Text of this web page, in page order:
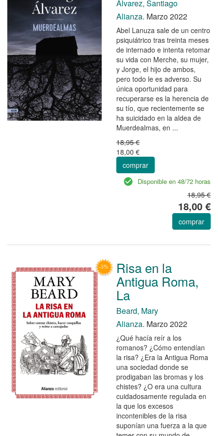
Alvarez, Santiago
Alianza. Marzo 2022
Abel Lanuza sale de un centro
psiquiátrico tras treinta meses
de internado e intenta retomar
su vida con Merche, su mujer,
y Jorge, el hijo de ambos,
pero todo le es adverso. Su
única oportunidad para
recuperarse es la herencia de
su tío, que recientemente se
ha suicidado en la aldea de
Muerdealmas, en ...
18,95 €
18,00 €
comprar
Disponible en 48/72 horas
18,95 €
18,00 €
comprar
Risa en la
Antigua Roma,
La
Beard, Mary
Alianza. Marzo 2022
¿Qué hacía reír a los
romanos? ¿Cómo entendían
la risa? ¿Era la Antigua Roma
una sociedad donde se
prodigaban las bromas y los
chistes? ¿O era una cultura
cuidadosamente regulada en
la que los excesos
incontenibles de la risa
suponían una fuerza a la que